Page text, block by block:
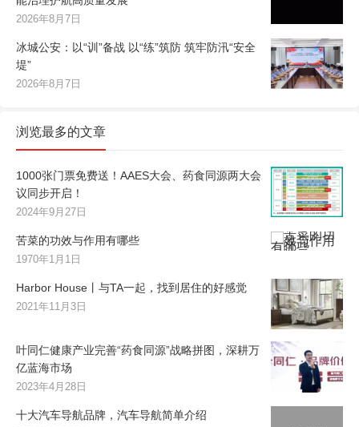
2026年8月7日
冰城公安：以“训”备战 以“练”筑防 筑牢防汛“安全
堤”
2026年8月7日
浏览最多的文章
1000张门票免费送！AAES大会、药食同源两大会
议同步开启！
2024年9月27日
苦菜的功效与作用有哪些
1970年1月1日
Harbor House丨与TA一起，找到居住的好感觉
2021年11月3日
叶同仁健康产业完善“药食同源”战略拼图，深耕万
亿蓝海市场
2023年4月28日
十大汽车导航品牌，汽车导航简单介绍